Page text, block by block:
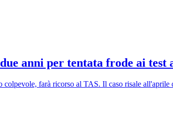
anni per tentata frode ai test
colpevole, farà ricorso al TAS. Il caso risale all'aprile